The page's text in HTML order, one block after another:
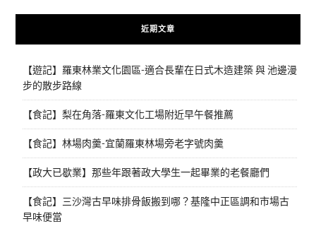
近期文章
【遊記】羅東林業文化園區-適合長輩在日式木造建築 與 池邊漫
步的散步路線
【食記】梨在角落-羅東文化工場附近早午餐推薦
【食記】林場肉羹-宜蘭羅東林場旁老字號肉羹
【政大已歇業】那些年跟著政大學生一起畢業的老餐廳們
【食記】三沙灣古早味排骨飯搬到哪？基隆中正區調和市場古
早味便當